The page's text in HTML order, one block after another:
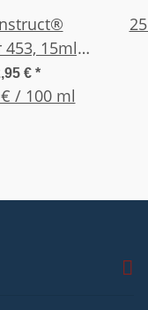
453, 15ml,
€ *
/ 100 ml